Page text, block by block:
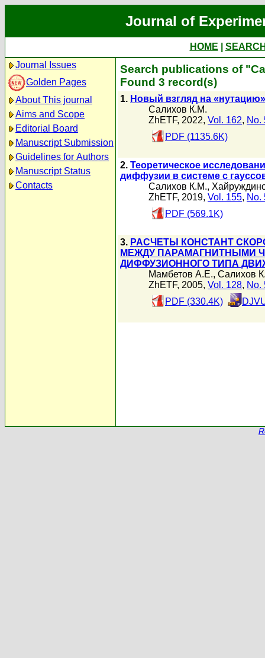
Journal of
HOME
Journal Issues
Golden Pages
About This journal
Aims and Scope
Editorial Board
Manuscript Submission
Guidelines for Authors
Manuscript Status
Contacts
Search publications of
Found 3 record(s)
1. Новый взгляд на
Салихов К.М.
ZhETF, 2022, Vol. 162, No.
PDF (1135.6K)
2. Теоретическое
диффузии в системе с
Салихов К.М.,
ZhETF, 2019, Vol. 155, No.
PDF (569.1K)
3. РАСЧЕТЫ КОНСТАНТ
МЕЖДУ ПАРАМАГНИТНЫМИ
ДИФФУЗИОННОГО ТИПА
Мамбетов А.Е., Салихов
ZhETF, 2005, Vol. 128, No.
PDF (330.4K)